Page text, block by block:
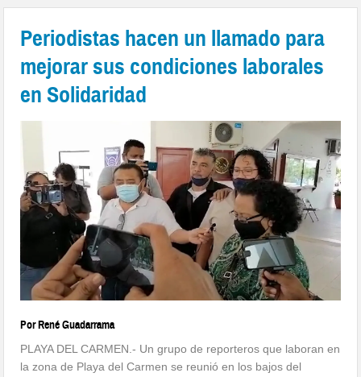
Periodistas hacen un llamado para
mejorar sus condiciones laborales
en Solidaridad
Por René Guadarrama
PLAYA DEL CARMEN.- Un grupo de reporteros que laboran en
la zona de Playa del Carmen se reunió en los bajos del